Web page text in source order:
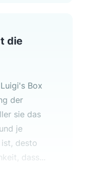
die
Box
der
sie das
je
desto
dass...